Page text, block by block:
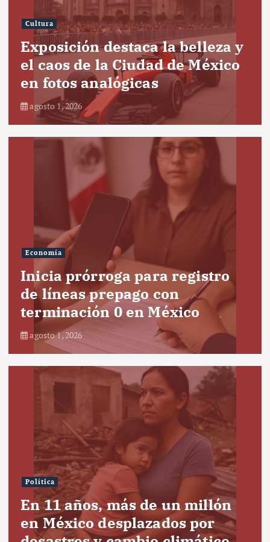
Cultura
Exposición destaca la belleza y
el caos de la Ciudad de México
en fotos analógicas
agosto 1, 2026
Economía
Inicia prórroga para registro
de líneas prepago con
terminación 0 en México
agosto 1, 2026
Política
En 11 años, más de un millón
en México desplazados por